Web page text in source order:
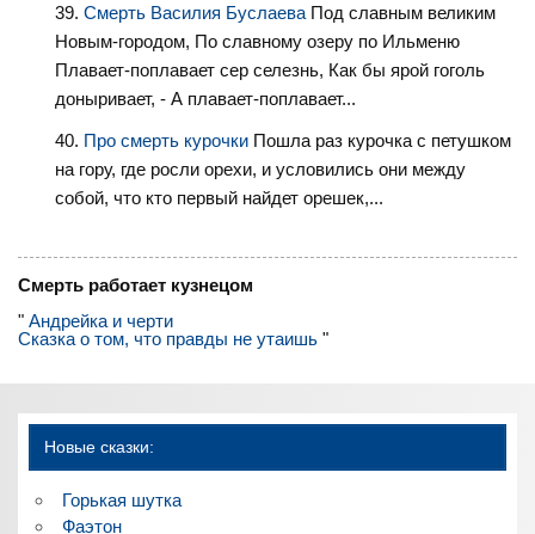
Смерть Василия Буслаева Под славным великим
Новым‑городом, По славному озеру по Ильменю
Плавает‑поплавает сер селезнь, Как бы ярой гоголь
доныривает, ‑ А плавает‑поплавает...
Про смерть курочки Пошла раз курочка с петушком
на гору, где росли орехи, и условились они между
собой, что кто первый найдет орешек,...
Смерть работает кузнецом
"Андрейка и черти
Сказка о том, что правды не утаишь "
Новые сказки:
Горькая шутка
Фаэтон